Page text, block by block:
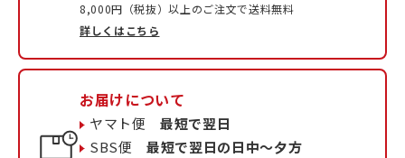
8,000円（税抜）以上のご注文で送料無料
詳しくはこちら
お届けについて
ヤマト便最短で翌日
SBS便最短で翌日の日中〜夕方